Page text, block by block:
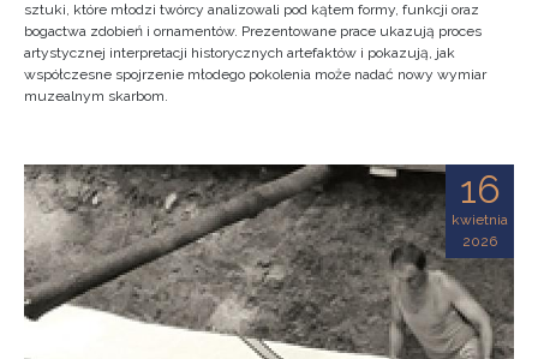
sztuki, które młodzi twórcy analizowali pod kątem formy, funkcji oraz
bogactwa zdobień i ornamentów. Prezentowane prace ukazują proces
artystycznej interpretacji historycznych artefaktów i pokazują, jak
współczesne spojrzenie młodego pokolenia może nadać nowy wymiar
muzealnym skarbom.
16
kwietnia
2026